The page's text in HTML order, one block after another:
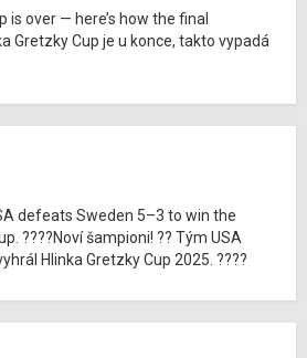
is over — here’s how the final
Gretzky Cup je u konce, takto vypadá
defeats Sweden 5–3 to win the
????Noví šampioni! ?? Tým USA
Hlinka Gretzky Cup 2025. ????